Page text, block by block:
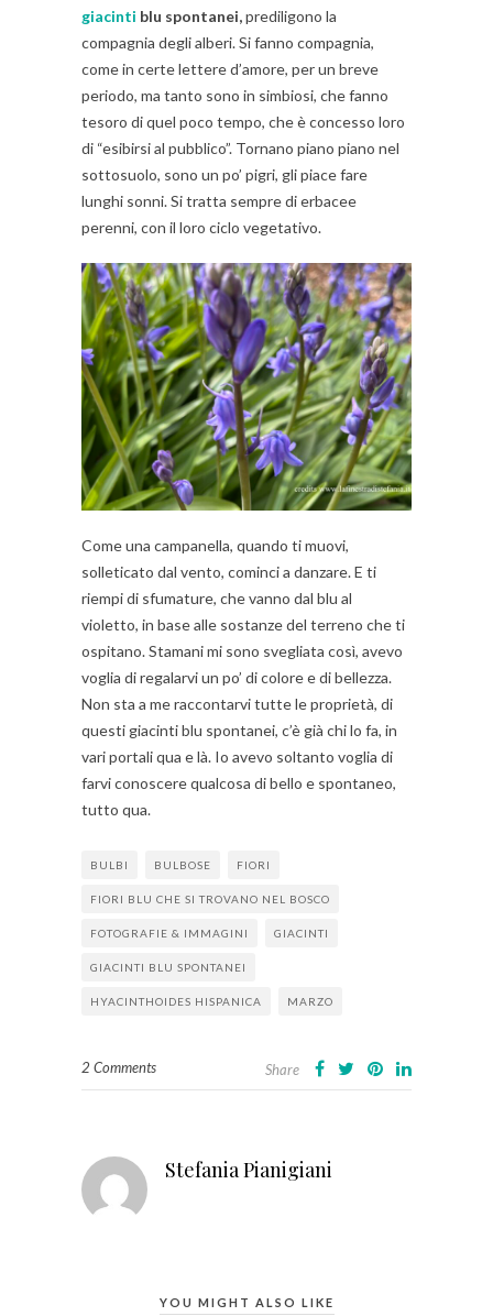
giacinti blu spontanei,prediligono la
compagnia degli alberi. Si fanno compagnia,
come in certe lettere d’amore, per un breve
periodo, ma tanto sono in simbiosi, che fanno
tesoro di quel poco tempo, che è concesso loro
di “esibirsi al pubblico”. Tornano piano piano nel
sottosuolo, sono un po’ pigri, gli piace fare
lunghi sonni. Si tratta sempre di erbacee
perenni, con il loro ciclo vegetativo.
Come una campanella, quando ti muovi,
solleticato dal vento, cominci a danzare. E ti
riempi di sfumature, che vanno dal blu al
violetto, in base alle sostanze del terreno che ti
ospitano. Stamani mi sono svegliata così, avevo
voglia di regalarvi un po’ di colore e di bellezza.
Non sta a me raccontarvi tutte le proprietà, di
questi giacinti blu spontanei, c’è già chi lo fa, in
vari portali qua e là. Io avevo soltanto voglia di
farvi conoscere qualcosa di bello e spontaneo,
tutto qua.
BULBI BULBOSE FIORI
FIORI BLU CHE SI TROVANO NEL BOSCO
FOTOGRAFIE & IMMAGINI GIACINTI
GIACINTI BLU SPONTANEI
HYACINTHOIDES HISPANICA MARZO
2 Comments Share
Stefania Pianigiani
YOU MIGHT ALSO LIKE